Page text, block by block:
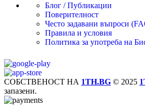
Блог / Публикации
Поверителност
Често задавани въпроси
Правила и условия
Политика за употреба на
СОБСТВЕНОСТ НА 1TH.BG © 2025
запазени.